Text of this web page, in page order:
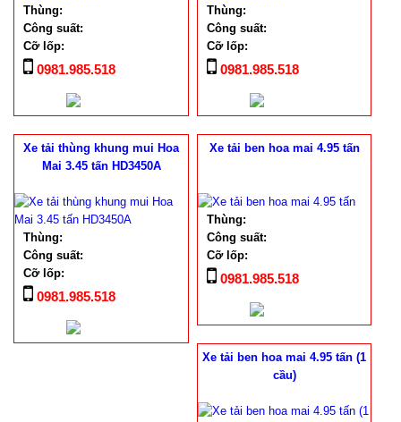
Thùng:
Công suất:
Cỡ lốp:
0981.985.518
Thùng:
Công suất:
Cỡ lốp:
0981.985.518
Xe tải thùng khung mui Hoa
Mai 3.45 tấn HD3450A
Thùng:
Công suất:
Cỡ lốp:
0981.985.518
Xe tải ben hoa mai 4.95 tấn
Thùng:
Công suất:
Cỡ lốp:
0981.985.518
Xe tải ben hoa mai 4.95 tấn (1
cầu)